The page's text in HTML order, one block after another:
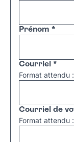
Prénom *
Courriel *
Format attendu
Courriel de
Format attendu